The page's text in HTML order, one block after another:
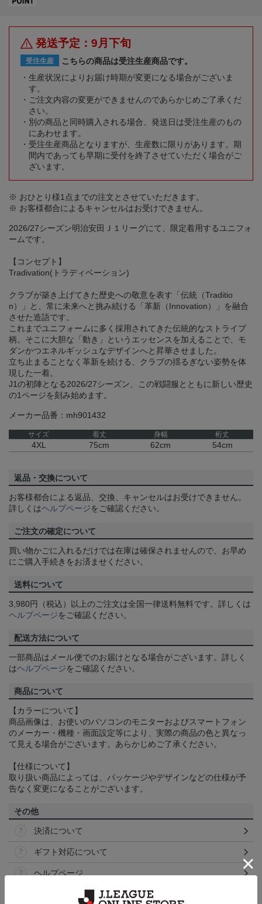
発送予定：9月下旬
受注生産
こちらの商品は受注生産商品です。
生産状況によりお届け時期が変更になる場合がございま
す。
ご注文内容の変更ができませんのであらかじめご了承くだ
さい。
別の商品と同時購入される場合、発送日は受注生産のもの
にあわせます。
受注生産商品となりますが、生産数に限りがあります。期
間内であっても早期に受付を終了させていただく場合がご
ざいます。
※ おひとり様1点までの注文とさせていただきます。
※ お客様都合によるキャンセルはお受けできません。
2026/27シーズン明治安田Ｊ１リーグにて、限定着用するユニフォ
ームです。
【コンセプト】
Tradivation(トラディベーション)
クラブが築き上げてきた歴史への敬意を表す「伝統（Traditio
n）」と、常に未来へと挑み続ける「革新（Innovation）」を融合
させた造語です。
これまでユニフォームに多く採用されてきた伝統的なストライプ
柄。そこに大胆な「動き」というエッセンスを加えることで、モ
ダンかつエネルギッシュなデザインへと昇華させました。
立ち止まることなく革新を続ける、クラブの揺るぎない姿勢を体
現した一着。
J1の初陣となる2026/27シーズン、この戦闘服とともに新しい歴史
の1ページを刻み始めます。
メーカー品番：mh901432
サイズ 着丈 身幅 桁丈
4XL 75cm 62cm 54cm
返品・交換について
お客様都合による返品、交換、キャンセルはお受けできません。
詳しくはヘルプページをご確認ください。
ご注文の確定について
買い物かごに入れるだけでは在庫は確保されませんので、お早め
にご購入手続きをお済ませください。
送料について
3,980円（税込）以上のご注文は全国一律送料無料です。詳しくは
ヘルプページをご確認ください。
配送方法について
一部商品はメール便でのお届けとなる場合がございます。詳しく
はヘルプページをご確認ください。
商品について
【カラーについて】
商品画像は、お使いのパソコンのモニターおよびスマートフォン
のメーカー・機種・画面設定等により、実際の商品の色と異なっ
て見える場合がございます。あらかじめご了承ください。
【仕様について】
取り扱い商品によっては、パッケージやデザインなどの仕様が予
告なく変更になることがございます。
その他
決済について
ギフト対応について
ヘルプページ